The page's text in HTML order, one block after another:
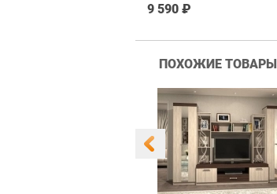
9 590 ₽
ПОХОЖИЕ ТОВАРЫ